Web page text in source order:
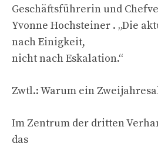
Geschäftsführerin und
Yvonne Hochsteiner . „Die
nach Einigkeit,
nicht nach Eskalation.“
Zwtl.: Warum ein
Im Zentrum der dritten
das